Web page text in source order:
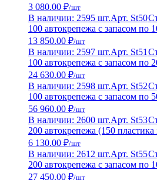
3 080.00 ₽/шт
В наличии: 2595 шт.Арт. St50
100 автокрепежа с запасом по
13 850.00 ₽/шт
В наличии: 2597 шт.Арт. St51
100 автокрепежа с запасом по
24 630.00 ₽/шт
В наличии: 2598 шт.Арт. St52
100 автокрепежа с запасом по
56 960.00 ₽/шт
В наличии: 2600 шт.Арт. St53
200 автокрепежа (150
6 130.00 ₽/шт
В наличии: 2612 шт.Арт. St55
200 автокрепежа с запасом по
27 450.00 ₽/шт